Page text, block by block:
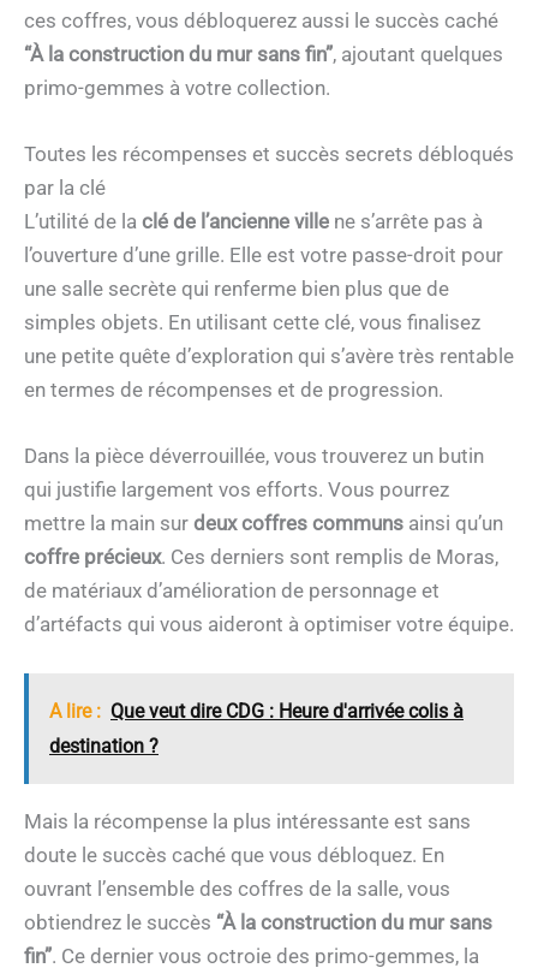
ces coffres, vous débloquerez aussi le succès caché
“À la construction du mur sans fin”, ajoutant quelques
primo-gemmes à votre collection.
Toutes les récompenses et succès secrets débloqués
par la clé
L’utilité de la clé de l’ancienne ville ne s’arrête pas à
l’ouverture d’une grille. Elle est votre passe-droit pour
une salle secrète qui renferme bien plus que de
simples objets. En utilisant cette clé, vous finalisez
une petite quête d’exploration qui s’avère très rentable
en termes de récompenses et de progression.
Dans la pièce déverrouillée, vous trouverez un butin
qui justifie largement vos efforts. Vous pourrez
mettre la main sur deux coffres communs ainsi qu’un
coffre précieux. Ces derniers sont remplis de Moras,
de matériaux d’amélioration de personnage et
d’artéfacts qui vous aideront à optimiser votre équipe.
A lire : Que veut dire CDG : Heure d'arrivée colis à
destination ?
Mais la récompense la plus intéressante est sans
doute le succès caché que vous débloquez. En
ouvrant l’ensemble des coffres de la salle, vous
obtiendrez le succès “À la construction du mur sans
fin”. Ce dernier vous octroie des primo-gemmes, la